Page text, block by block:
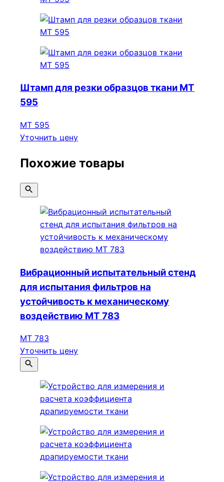
Штамп для резки образцов ткани МТ
595
МТ 595
Уточнить цену
Похожие товары
Вибрационный испытательный стенд
для испытания фильтров на
устойчивость к механическому
воздействию МТ 783
МТ 783
Уточнить цену